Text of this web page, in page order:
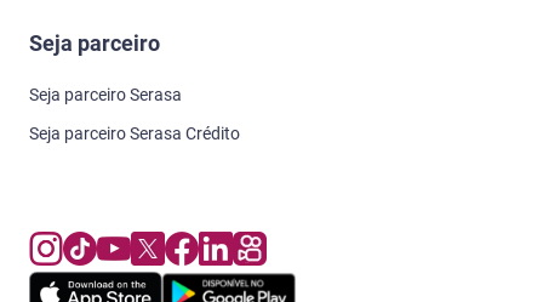
Seja parceiro
Seja parceiro Serasa
Seja parceiro Serasa Crédito